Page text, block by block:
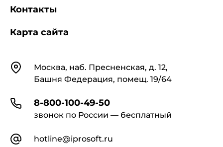
КонтактыМосква, наб. Пресненская, д. 12,
Башня Федерация, помещ. 19/64
8-800-100-49-50
звонок по России — бесплатный
hotline@iprosoft.ru
Контакты
Карта сайта